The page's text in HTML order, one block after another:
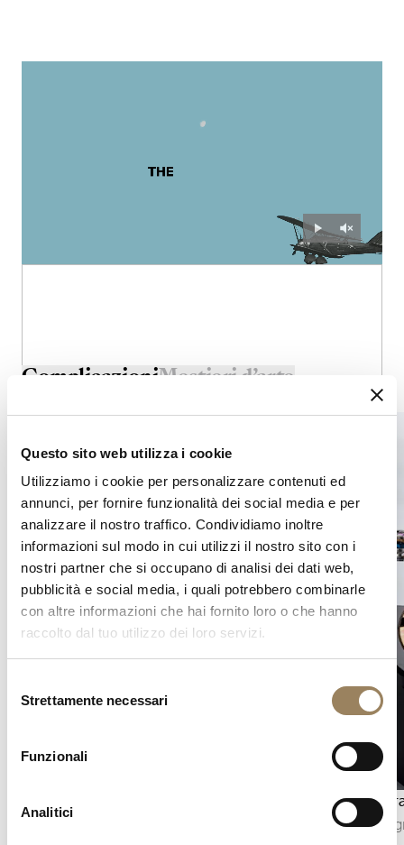
Questo sito web utilizza i cookie
Utilizziamo i cookie per personalizzare contenuti ed
annunci, per fornire funzionalità dei social media e per
analizzare il nostro traffico. Condividiamo inoltre
informazioni sul modo in cui utilizzi il nostro sito con i
nostri partner che si occupano di analisi dei dati web,
pubblicità e social media, i quali potrebbero combinarle
con altre informazioni che hai fornito loro o che hanno
raccolto dal tuo utilizzo dei loro servizi.
delStrettamente necessari
Funzionali
Analitici
ComplicazioniMestieri d’arte
Il